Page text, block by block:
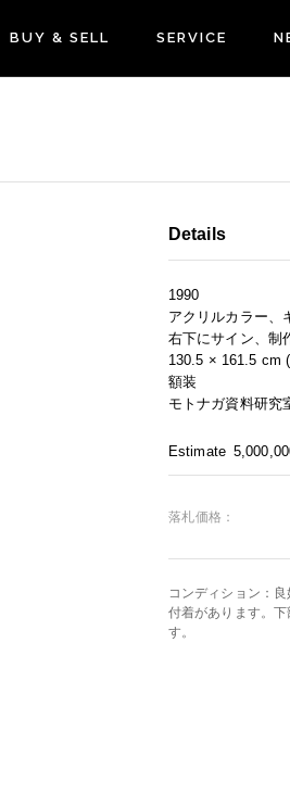
BUY & SELL SERVICE
Details
1990
アクリルカラー、
右下にサイン、制
130.5 × 161.5 cm
額装
モトナガ資料研究
Estimate
落札価格：
コンディション：
付着があります。
す。